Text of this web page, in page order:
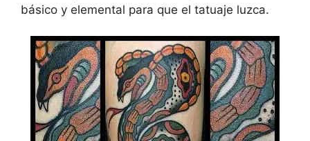
básico y elemental para que el tatuaje luzca.